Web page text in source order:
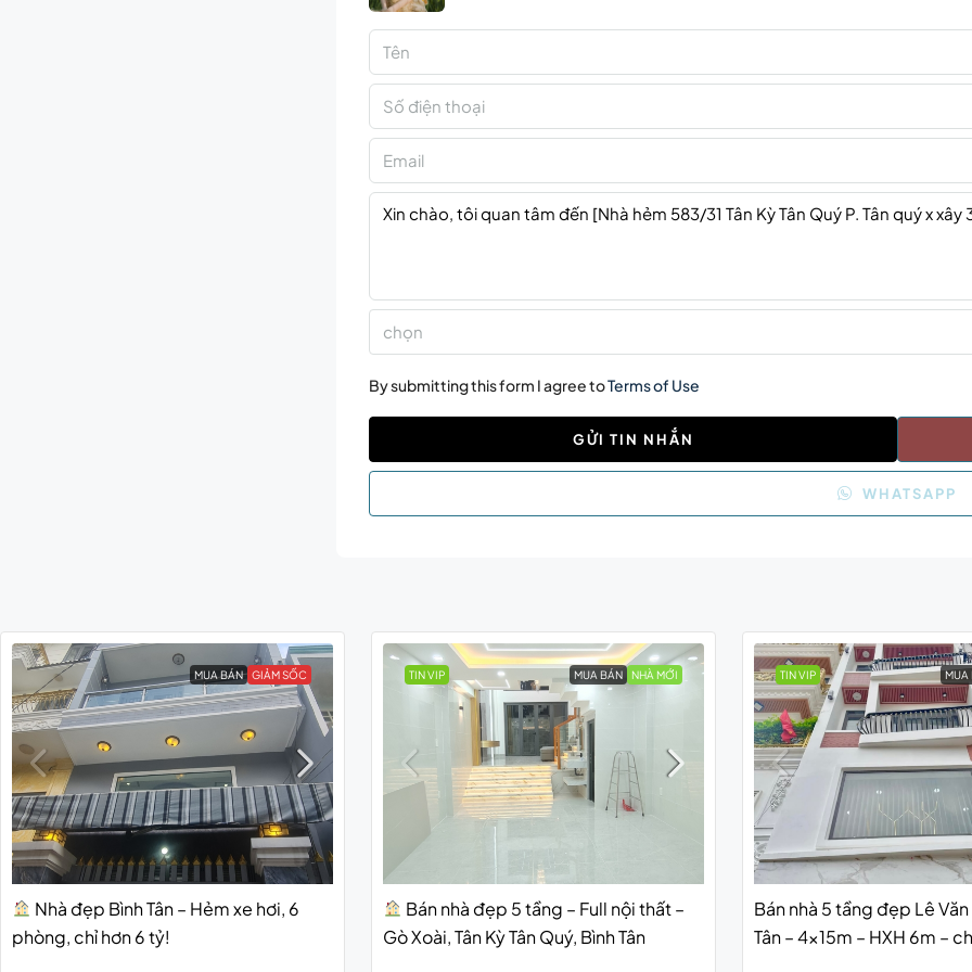
chọn
By submitting this form I agree toTerms of Use
GỬI TIN NHẮN
WHATSAPP
MUA BÁN GIẢM SỐC
Nhà đẹp Bình Tân – Hẻm xe hơi, 6
phòng, chỉ hơn 6 tỷ!
TIN VIP MUA BÁN NHÀ MỚI
Bán nhà đẹp 5 tầng – Full nội thất –
Gò Xoài, Tân Kỳ Tân Quý, Bình Tân
TIN VIP MUA
Bán nhà 5 tầng đẹp Lê
Tân – 4x15m – HXH 6m –